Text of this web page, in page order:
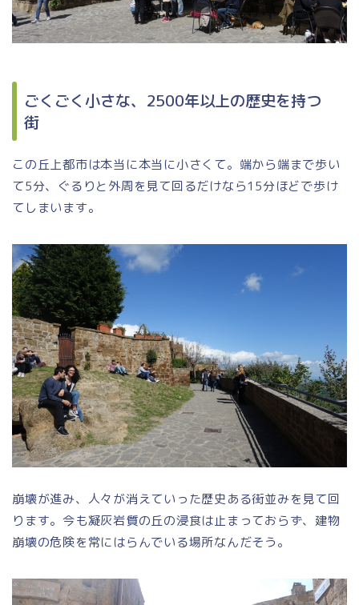
ごくごく小さな、2500年以上の歴史を持つ
街
この丘上都市は本当に本当に小さくて。端から端まで歩い
て5分、ぐるりと外周を見て回るだけなら15分ほどで歩け
てしまいます。
崩壊が進み、人々が消えていった歴史ある街並みを見て回
ります。今も凝灰岩質の丘の浸食は止まっておらず、建物
崩壊の危険を常にはらんでいる場所なんだそう。